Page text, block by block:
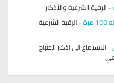
-الرقية الشرعية والأذكار
-الرقية الشرعية
-الاستماع الى اذكار الصباح